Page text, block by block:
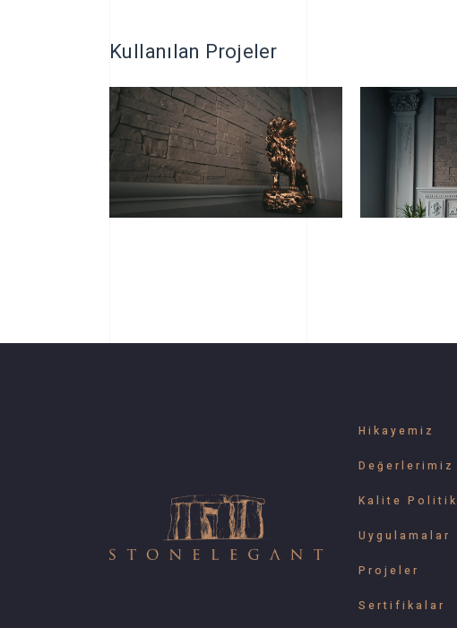
Kullanılan Projeler
Hikayemiz
Değerlerimiz
Kalite
Uygulamalar
Projeler
Sertifikalar